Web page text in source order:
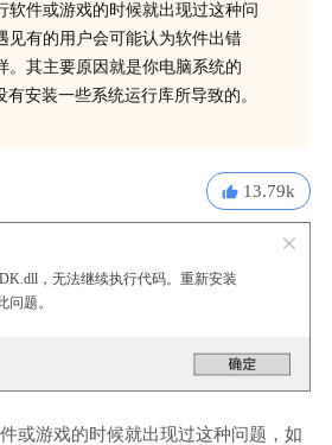
软件或游戏的时候就出现过这种问
见有的用户会可能认为软件出错
。其主要原因就是你电脑系统的
有安装一些系统运行库所导致的。
13.79k
，无法继续执行代码。重新安装
问题。
或游戏的时候就出现过这种问题，如